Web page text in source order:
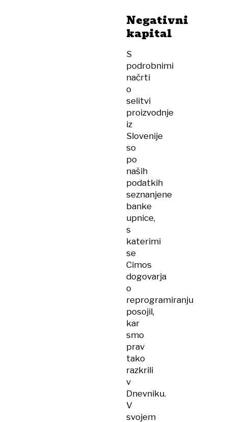
Negativni
kapital
S
podrobnimi
načrti
o
selitvi
proizvodnje
iz
Slovenije
so
po
naših
podatkih
seznanjene
banke
upnice,
s
katerimi
se
Cimos
dogovarja
o
reprogramiranju
posojil,
kar
smo
prav
tako
razkrili
v
Dnevniku.
V
svojem